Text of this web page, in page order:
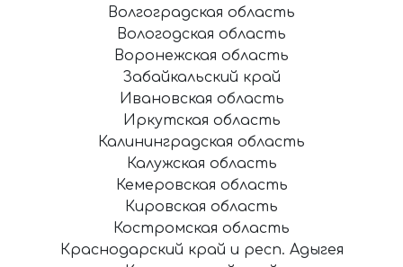
Волгоградская область
Вологодская область
Воронежская область
Забайкальский край
Ивановская область
Иркутская область
Калининградская область
Калужская область
Кемеровская область
Кировская область
Костромская область
Краснодарский край и респ. Адыгея